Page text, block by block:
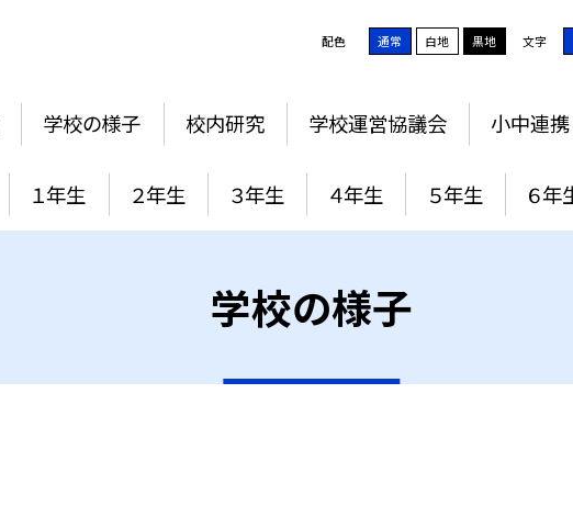
配色 通常 白地 黒地 文字
学校の様子 校内研究 学校運営協議会 小中連携
１年生 ２年生 ３年生 ４年生 ５年生 ６年
学校の様子